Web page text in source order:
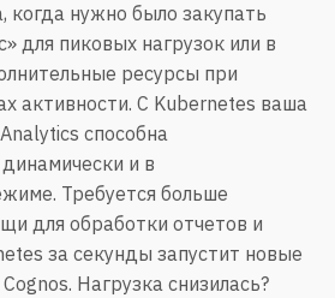
когда нужно было закупать
для пиковых нагрузок или в
ресурсы при
активности. С Kubernetes ваша
способна
и в
Требуется больше
для обработки отчетов и
за секунды запустит новые
Нагрузка снизилась?